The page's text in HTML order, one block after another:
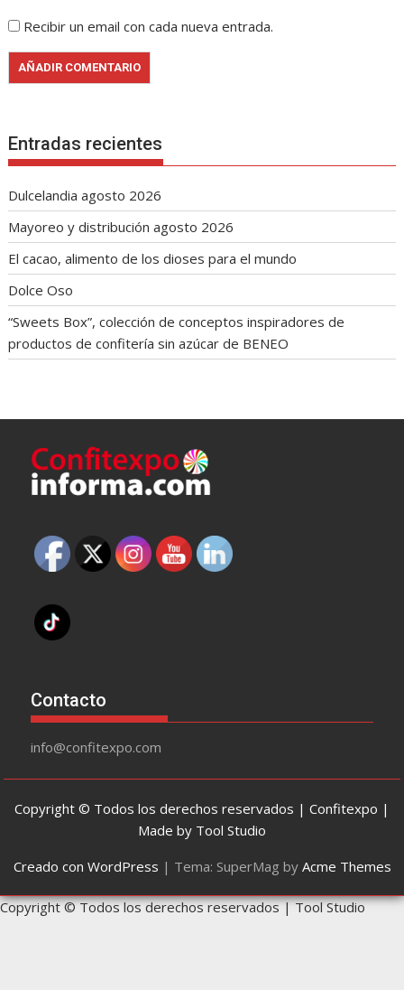
Recibir un email con cada nueva entrada.
Entradas recientes
Dulcelandia agosto 2026
Mayoreo y distribución agosto 2026
El cacao, alimento de los dioses para el mundo
Dolce Oso
“Sweets Box”, colección de conceptos inspiradores de
productos de confitería sin azúcar de BENEO
Contacto
info@confitexpo.com
Copyright © Todos los derechos reservados | Confitexpo |
Made by Tool Studio
Creado con WordPress | Tema: SuperMag by Acme Themes
Copyright © Todos los derechos reservados | Tool Studio